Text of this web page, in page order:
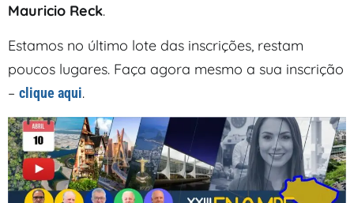
Mauricio Reck.
Estamos no último lote das inscrições, restam
poucos lugares. Faça agora mesmo a sua inscrição
– clique aqui.